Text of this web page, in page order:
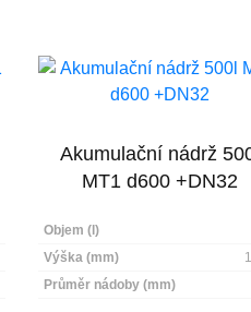
Akumulační nádrž
MT1 d600 +DN32
Objem (l)
Výška (mm)
Průměr nádoby (mm)